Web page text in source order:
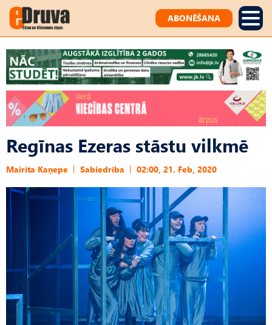
ABONĒŠANA
Regīnas Ezeras stāstu vilkmē
Mairita Kaņepe Sabiedrība 02:00, 21. Feb, 2020